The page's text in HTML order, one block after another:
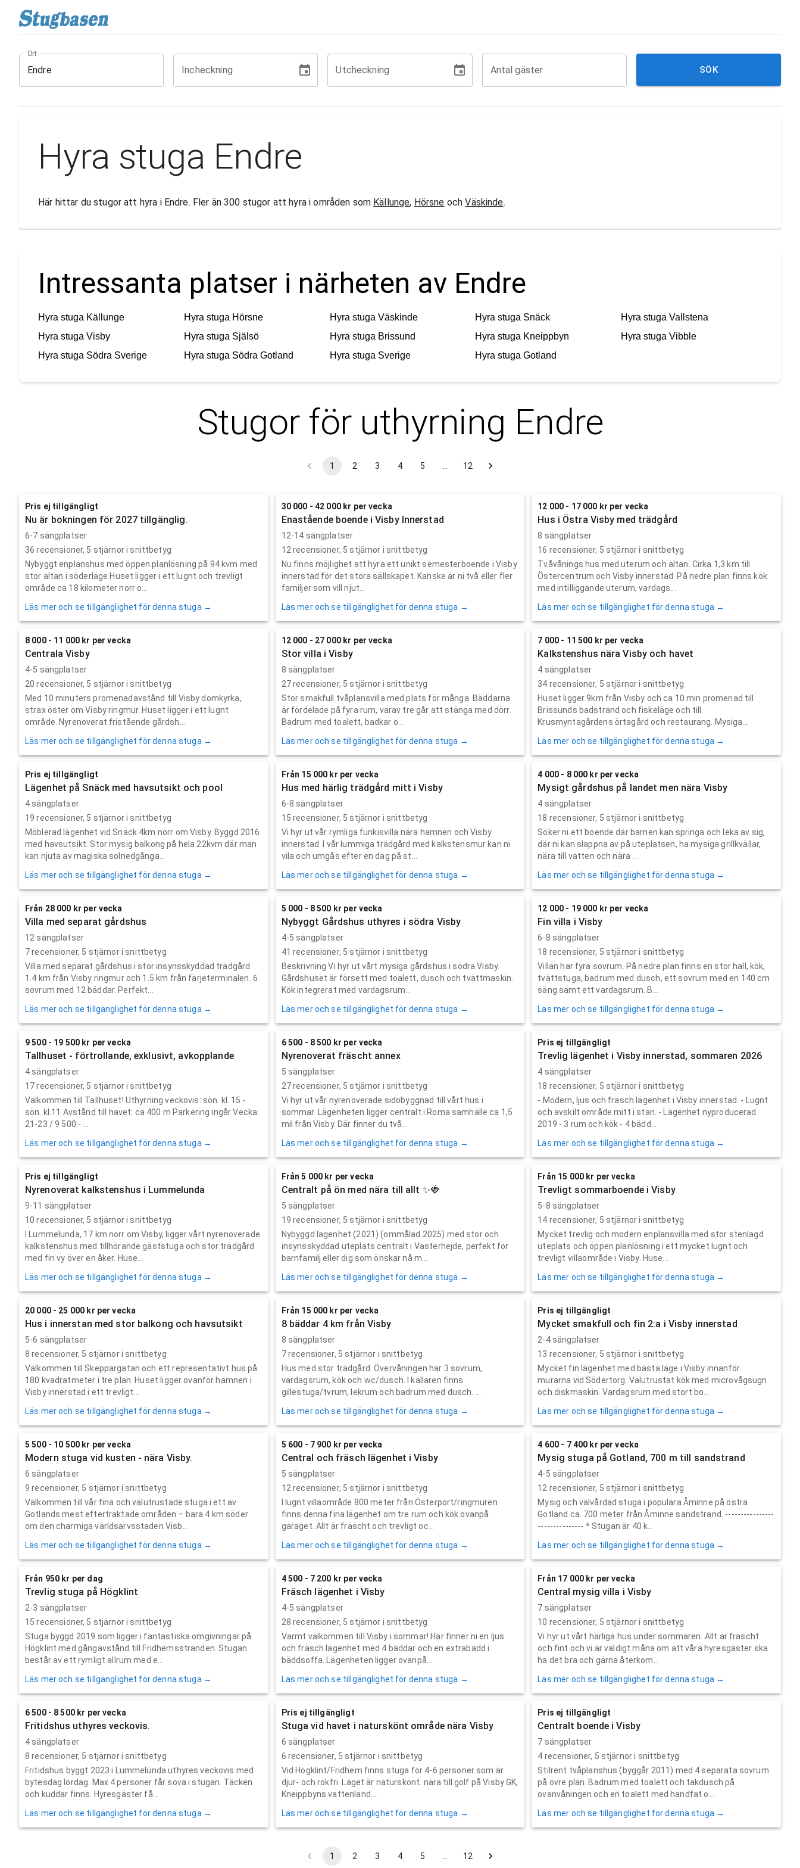
Ort
Incheckning Utcheckning Antal gäster SÖK
Hyra stuga Endre
Här hittar du stugor att hyra i Endre. Fler än 300 stugor att hyra i områden som Källunge, Hörsne ochVäskinde.
Intressanta platser i närheten av Endre
Hyra stuga Källunge Hyra stuga Hörsne Hyra stuga Väskinde Hyra stuga Snäck Hyra stuga Vallstena
Hyra stuga Visby Hyra stuga Själsö Hyra stuga Brissund Hyra stuga Kneippbyn Hyra stuga Vibble
Hyra stuga Södra Sverige Hyra stuga Södra Gotland Hyra stuga Sverige Hyra stuga Gotland
Stugor för uthyrning Endre
1 2 3 4 5 12
Pris ej tillgängligt
Nu är bokningen för 2027 tillgänglig.
6-7 sängplatser
36 recensioner, 5 stjärnor i snittbetyg
Nybyggt enplanshus med öppen planlösning på 94 kvm med
stor altan i söderläge Huset ligger i ett lugnt och trevligt
område ca 18 kilometer norr o...
Läs mer och se tillgänglighet för denna stuga →
30 000 - 42 000 kr per vecka
Enastående boende i Visby Innerstad
12-14 sängplatser
12 recensioner, 5 stjärnor i snittbetyg
Nu finns möjlighet att hyra ett unikt semesterboende i Visby
innerstad för det stora sällskapet. Kanske är ni två eller fler
familjer som vill njut...
Läs mer och se tillgänglighet för denna stuga →
12 000 - 17 000 kr per vecka
Hus i Östra Visby med trädgård
8 sängplatser
16 recensioner, 5 stjärnor i snittbetyg
Tvåvånings hus med uterum och altan. Cirka 1,3 km till
Östercentrum och Visby innerstad. På nedre plan finns kök
med intilliggande uterum, vardags...
Läs mer och se tillgänglighet för denna stuga →
8 000 - 11 000 kr per vecka
Centrala Visby
4-5 sängplatser
20 recensioner, 5 stjärnor i snittbetyg
Med 10 minuters promenadavstånd till Visby domkyrka,
strax öster om Visby ringmur. Huset ligger i ett lugnt
område. Nyrenoverat fristående gårdsh...
Läs mer och se tillgänglighet för denna stuga →
12 000 - 27 000 kr per vecka
Stor villa i Visby
8 sängplatser
27recensioner, 5 stjärnor i snittbetyg
Stor smakfull tvåplansvilla med plats för många. Bäddarna
är fördelade på fyra rum, varav tre går att stänga med dörr.
Badrum med toalett, badkar o...
Läs mer och se tillgänglighet för denna stuga →
7 000 - 11 500 kr per vecka
Kalkstenshus nära Visby och havet
4 sängplatser
34 recensioner, 5 stjärnor i snittbetyg
Huset ligger 9km från Visby och ca 10 min promenad till
Brissunds badstrand och fiskeläge och till
Krusmyntagårdens örtagård och restaurang. Mysiga...
Läs mer och se tillgänglighet för denna stuga →
Pris ej tillgängligt
Lägenhet på Snäck med havsutsikt och pool
4 sängplatser
19 recensioner, 5 stjärnor i snittbetyg
Möblerad lägenhet vid Snäck 4km norr om Visby. Byggd 2016
med havsutsikt. Stor mysig balkong på hela 22kvm där man
kan njuta av magiska solnedgånga...
Läs mer och se tillgänglighet för denna stuga →
Från 15 000 kr per vecka
Hus med härlig trädgård mitt i Visby
6-8 sängplatser
15 recensioner, 5 stjärnor i snittbetyg
Vi hyr ut vår rymliga funkisvilla nära hamnen och Visby
innerstad. I vår lummiga trädgård med kalkstensmur kan ni
vila och umgås efter en dag på st...
Läs mer och se tillgänglighet för denna stuga →
4 000 - 8 000 kr per vecka
Mysigt gårdshus på landet men nära Visby
4 sängplatser
18 recensioner, 5 stjärnor i snittbetyg
Söker ni ett boende där barnen kan springa och leka av sig,
där ni kan slappna av på uteplatsen, ha mysiga grillkvällar,
nära till vatten och nära ...
Läs mer och se tillgänglighet för denna stuga →
Från 28 000 kr per vecka
Villa med separat gårdshus
12 sängplatser
7recensioner, 5 stjärnor i snittbetyg
Villa med separat gårdshus i stor insynsskyddad trädgård
1.4 km från Visby ringmur och 1.5 km från färjeterminalen. 6
sovrum med 12 bäddar. Perfekt...
Läs mer och se tillgänglighet för denna stuga →
5 000 - 8 500 kr per vecka
Nybyggt Gårdshus uthyres i södra Visby
4-5 sängplatser
41 recensioner, 5 stjärnor i snittbetyg
Beskrivning Vi hyr ut vårt mysiga gårdshus i södra Visby.
Gårdshuset är försett med toalett, dusch och tvättmaskin.
Kök integrerat med vardagsrum...
Läs mer och se tillgänglighet för denna stuga →
12 000 - 19 000 kr per vecka
Fin villa i Visby
6-8 sängplatser
18 recensioner, 5 stjärnor i snittbetyg
Villan har fyra sovrum. På nedre plan finns en stor hall, kök,
tvättstuga, badrum med dusch, ett sovrum med en 140 cm
säng samt ett vardagsrum. B...
Läs mer och se tillgänglighet för denna stuga →
9 500 - 19 500 kr per vecka
Tallhuset - förtrollande, exklusivt, avkopplande
4 sängplatser
17recensioner, 5 stjärnor i snittbetyg
Välkommen till Tallhuset! Uthyrning veckovis: sön. kl. 15 -
sön. kl.11 Avstånd till havet: ca 400 m Parkering ingår Vecka:
21-23 / 9 500:- ...
Läs mer och se tillgänglighet för denna stuga →
6 500 - 8 500 kr per vecka
Nyrenoverat fräscht annex
5 sängplatser
27recensioner, 5 stjärnor i snittbetyg
Vi hyr ut vår nyrenoverade sidobyggnad till vårt hus i
sommar. Lägenheten ligger centralt i Roma samhälle ca 1,5
mil från Visby. Där finner du två...
Läs mer och se tillgänglighet för denna stuga →
Pris ej tillgängligt
Trevlig lägenhet i Visby innerstad, sommaren 2026
4 sängplatser
18 recensioner, 5 stjärnor i snittbetyg
- Modern, ljus och fräsch lägenhet i Visby innerstad. - Lugnt
och avskilt område mitt i stan. - Lägenhet nyproducerad
2019 - 3 rum och kök - 4 bädd...
Läs mer och se tillgänglighet för denna stuga →
Pris ej tillgängligt
Nyrenoverat kalkstenshus i Lummelunda
9-11 sängplatser
10 recensioner, 5 stjärnor i snittbetyg
I Lummelunda, 17 km norr om Visby, ligger vårt nyrenoverade
kalkstenshus med tillhörande gäststuga och stor trädgård
med fin vy över en åker. Huse...
Läs mer och se tillgänglighet för denna stuga →
Från 5 000 kr per vecka
Centralt på ön med nära till allt ✨🍓
5 sängplatser
19 recensioner, 5 stjärnor i snittbetyg
Nybyggd lägenhet (2021) (ommålad 2025) med stor och
insynsskyddad uteplats centralt i Västerhejde, perfekt för
barnfamilj eller dig som önskar nå m...
Läs mer och se tillgänglighet för denna stuga →
Från 15 000 kr per vecka
Trevligt sommarboende i Visby
5-8 sängplatser
14 recensioner, 5 stjärnor i snittbetyg
Mycket trevlig och modern enplansvilla med stor stenlagd
uteplats och öppen planlösning i ett mycket lugnt och
trevligt villaområde i Visby. Huse...
Läs mer och se tillgänglighet för denna stuga →
20 000 - 25 000 kr per vecka
Hus i innerstan med stor balkong och havsutsikt
5-6 sängplatser
8 recensioner, 5 stjärnor i snittbetyg
Välkommen till Skeppargatan och ett representativt hus på
180 kvadratmeter i tre plan. Huset ligger ovanför hamnen i
Visby innerstad i ett trevligt...
Läs mer och se tillgänglighet för denna stuga →
Från 15 000 kr per vecka
8 bäddar 4 km från Visby
8 sängplatser
7recensioner, 5 stjärnor i snittbetyg
Hus med stor trädgård. Övervåningen har 3 sovrum,
vardagsrum, kök och wc/dusch. I källaren finns
gillestuga/tvrum, lekrum och badrum med dusch. ...
Läs mer och se tillgänglighet för denna stuga →
Pris ej tillgängligt
Mycket smakfull och fin 2:a i Visby innerstad
2-4 sängplatser
13 recensioner, 5 stjärnor i snittbetyg
Mycket fin lägenhet med bästa läge i Visby innanför
murarna vid Södertorg. Välutrustat kök med microvågsugn
och diskmaskin. Vardagsrum med stort bo...
Läs mer och se tillgänglighet för denna stuga →
5 500 - 10 500 kr per vecka
Modern stuga vid kusten - nära Visby.
6 sängplatser
9 recensioner, 5 stjärnor i snittbetyg
Välkommen till vår fina och välutrustade stuga i ett av
Gotlands mest eftertraktade områden – bara 4 km söder
om den charmiga världsarvsstaden Visb...
Läs mer och se tillgänglighet för denna stuga →
5 600 - 7 900 kr per vecka
Central och fräsch lägenhet i Visby
5 sängplatser
12 recensioner, 5 stjärnor i snittbetyg
I lugnt villaområde 800 meter från Österport/ringmuren
finns denna fina lägenhet om tre rum och kök ovanpå
garaget. Allt är fräscht och trevligt oc...
Läs mer och se tillgänglighet för denna stuga →
4 600 - 7 400 kr per vecka
Mysig stuga på Gotland, 700 m till sandstrand
4-5 sängplatser
12 recensioner, 5 stjärnor i snittbetyg
Mysig och välvårdad stuga i populära Åminne på östra
Gotland ca. 700 meter från Åminne sandstrand. ----------------
--------------- * Stugan är 40 k...
Läs mer och se tillgänglighet för denna stuga →
Från 950 kr per dag
Trevlig stuga på Högklint
2-3 sängplatser
15 recensioner, 5 stjärnor i snittbetyg
Stuga byggd 2019 som ligger i fantastiska omgivningar på
Högklint med gångavstånd till Fridhemsstranden. Stugan
består av ett rymligt allrum med e...
Läs mer och se tillgänglighet för denna stuga →
4 500 - 7 200 kr per vecka
Fräsch lägenhet i Visby
4-5 sängplatser
28 recensioner, 5 stjärnor i snittbetyg
Varmt välkommen till Visby i sommar! Här finner ni en ljus
och fräsch lägenhet med 4 bäddar och en extrabädd i
bäddsoffa. Lägenheten ligger ovanpå...
Läs mer och se tillgänglighet för denna stuga →
Från 17 000 kr per vecka
Central mysig villa i Visby
7 sängplatser
10 recensioner, 5 stjärnor i snittbetyg
Vi hyr ut vårt härliga hus under sommaren. Allt är fräscht
och fint och vi är väldigt måna om att våra hyresgäster ska
ha det bra och gärna återkom...
Läs mer och se tillgänglighet för denna stuga →
6 500 - 8 500 kr per vecka
Fritidshus uthyres veckovis.
4 sängplatser
8 recensioner, 5 stjärnor i snittbetyg
Fritidshus byggt 2023 i Lummelunda uthyres veckovis med
bytesdag lördag. Max 4 personer får sova i stugan. Täcken
och kuddar finns. Hyresgäster få...
Läs mer och se tillgänglighet för denna stuga →
Pris ej tillgängligt
Stuga vid havet i naturskönt område nära Visby
6 sängplatser
6 recensioner, 5 stjärnor i snittbetyg
Vid Högklint/Fridhem finns stuga för 4-6 personer som är
djur- och rökfri. Läget är naturskönt. nära till golf på Visby GK,
Kneippbyns vattenland....
Läs mer och se tillgänglighet för denna stuga →
Pris ej tillgängligt
Centralt boende i Visby
7 sängplatser
4 recensioner, 5 stjärnor i snittbetyg
Stilrent tvåplanshus (byggår 2011) med 4 separata sovrum
på övre plan. Badrum med toalett och takdusch på
ovanvåningen och en toalett med handfat o...
Läs mer och se tillgänglighet för denna stuga →
1 2 3 4 5 12